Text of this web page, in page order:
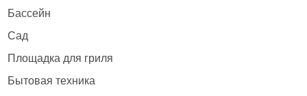
Бассейн
Сад
Площадка для гриля
Бытовая техника